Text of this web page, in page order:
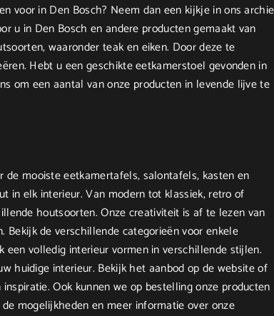
voor in Den Bosch? Neem dan een kijkje in ons
u in Den Bosch en andere producten gemaakt van
waaronder teak en eiken. Door deze te
Hebt u een geschikte eetkamerstoel gevonden in
om een aantal van onze producten in levende lijve te
mooiste eetkamertafels, salontafels, kasten en
in elk interieur. Van modern tot klassiek, retro of
houtsoorten. Onze creativiteit is af te lezen van
de verschillende categorieën voor enkele
een volledig interieur vormen in verschillende stijlen.
huidige interieur. Bekijk het aanbod op de website of
Ook kunnen we op bestelling onze producten
mogelijkheden en meer informatie over onze